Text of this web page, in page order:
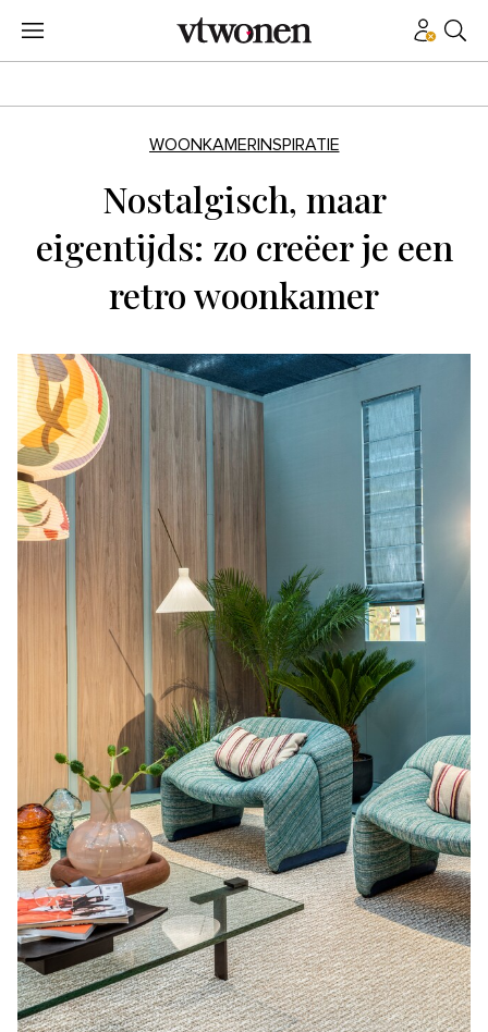
WOONKAMERINSPIRATIE
Nostalgisch, maar
eigentijds: zo creëer je een
retro woonkamer